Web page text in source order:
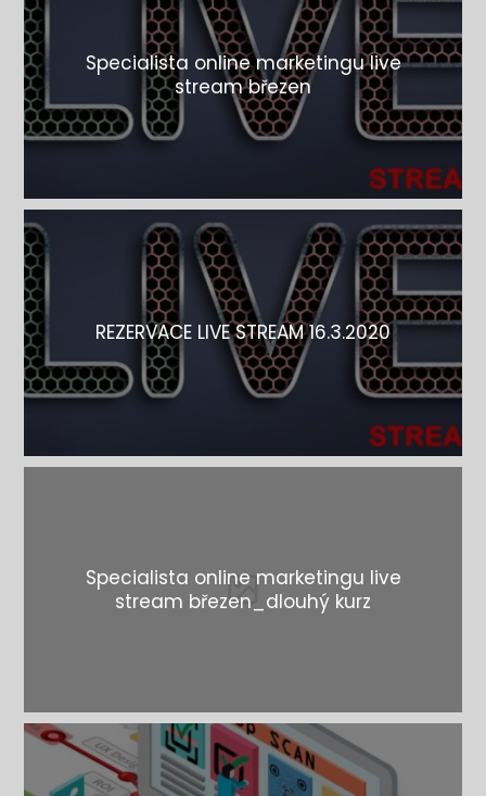
Specialista online marketingu live
stream březen
REZERVACE LIVE STREAM 16.3.2020
Specialista online marketingu live
stream březen_dlouhý kurz